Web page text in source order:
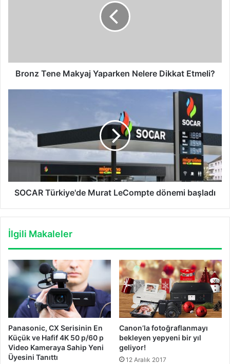
Bronz Tene Makyaj Yaparken Nelere Dikkat Etmeli?
LeCompte
dönemi
başladı
SOCAR Türkiye'de Murat LeCompte dönemi başladı
İlgili Makaleler
Panasonic, CX Serisinin En
Küçük ve Hafif 4K 50 p/60 p
Video Kameraya Sahip Yeni
Üyesini Tanıttı
Canon’la fotoğraflanmayı
bekleyen yepyeni bir yıl
geliyor!
12 Aralık 2017